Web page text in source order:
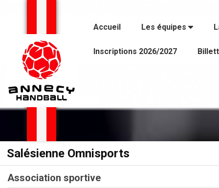
Accueil Les équipes
Inscriptions 2026/2027
Salésienne Omnisports
Association sportive